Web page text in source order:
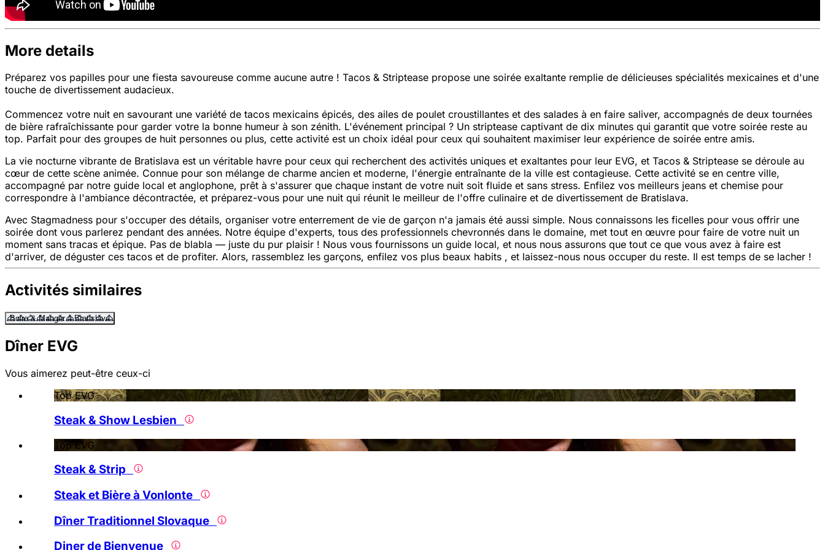
More details
Préparez vos papilles pour une fiesta savoureuse comme aucune autre ! Tacos & Striptease propose une soirée exaltante remplie de délicieuses spécialités mexicaines et d'une
touche de divertissement audacieux.
Commencez votre nuit en savourant une variété de tacos mexicains épicés, des ailes de poulet croustillantes et des salades à en faire saliver, accompagnés de deux tournées
de bière rafraîchissante pour garder votre la bonne humeur à son zénith. L'événement principal ? Un striptease captivant de dix minutes qui garantit que votre soirée reste au
top. Parfait pour des groupes de huit personnes ou plus, cette activité est un choix idéal pour ceux qui souhaitent maximiser leur expérience de soirée entre amis.
La vie nocturne vibrante de Bratislava est un véritable havre pour ceux qui recherchent des activités uniques et exaltantes pour leur EVG, et Tacos & Striptease se déroule au
cœur de cette scène animée. Connue pour son mélange de charme ancien et moderne, l'énergie entraînante de la ville est contagieuse. Cette activité se en centre ville,
accompagné par notre guide local et anglophone, prêt à s'assurer que chaque instant de votre nuit soit fluide et sans stress. Enfilez vos meilleurs jeans et chemise pour
correspondre à l'ambiance décontractée, et préparez-vous pour une nuit qui réunit le meilleur de l'offre culinaire et de divertissement de Bratislava.
Avec Stagmadness pour s'occuper des détails, organiser votre enterrement de vie de garçon n'a jamais été aussi simple. Nous connaissons les ficelles pour vous offrir une
soirée dont vous parlerez pendant des années. Notre équipe d'experts, tous des professionnels chevronnés dans le domaine, met tout en œuvre pour faire de votre nuit un
moment sans tracas et épique. Pas de blabla — juste du pur plaisir ! Nous vous fournissons un guide local, et nous nous assurons que tout ce que vous avez à faire est
d'arriver, de déguster ces tacos et de profiter. Alors, rassemblez les garçons, enfilez vos plus beaux habits , et laissez-nous nous occuper du reste. Il est temps de se lacher !
Activités similaires
Boire & Manger à Bratislava
Dîner EVG
Vous aimerez peut-être ceux-ci
Top EVG
Steak & Show Lesbien
Top EVG
Steak & Strip
Steak et Bière à Vonlonte
Dîner Traditionnel Slovaque
Diner de Bienvenue